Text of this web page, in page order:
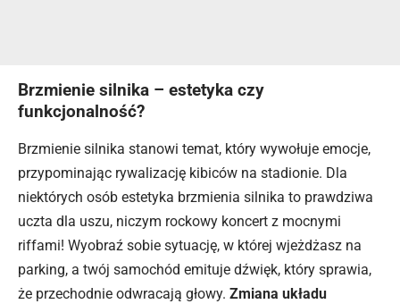
Brzmienie silnika – estetyka czy
funkcjonalność?
Brzmienie silnika stanowi temat, który wywołuje emocje,
przypominając rywalizację kibiców na stadionie. Dla
niektórych osób estetyka brzmienia silnika to prawdziwa
uczta dla uszu, niczym rockowy koncert z mocnymi
riffami! Wyobraź sobie sytuację, w której wjeżdżasz na
parking, a twój samochód emituje dźwięk, który sprawia,
że przechodnie odwracają głowy. Zmiana układu